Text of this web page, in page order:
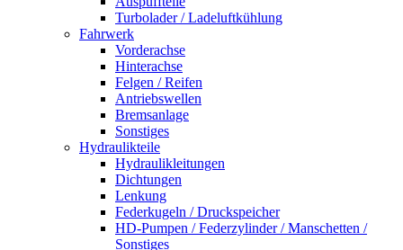
Turbolader / Ladeluftkühlung
Fahrwerk
Vorderachse
Hinterachse
Felgen / Reifen
Antriebswellen
Bremsanlage
Sonstiges
Hydraulikteile
Hydraulikleitungen
Dichtungen
Lenkung
Federkugeln / Druckspeicher
HD-Pumpen / Federzylinder / Manschetten /
Sonstiges